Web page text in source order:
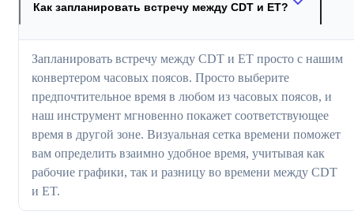
Как запланировать встречу между CDT и ET?
Запланировать встречу между CDT и ET просто с нашим
конвертером часовых поясов. Просто выберите
предпочтительное время в любом из часовых поясов, и
наш инструмент мгновенно покажет соответствующее
время в другой зоне. Визуальная сетка времени поможет
вам определить взаимно удобное время, учитывая как
рабочие графики, так и разницу во времени между CDT
и ET.